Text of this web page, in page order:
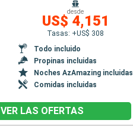
desde
US$ 4,151
Tasas: +US$ 308
Todo incluido
Propinas incluidas
Noches AzAmazing incluidas
Comidas incluidas
VER LAS OFERTAS